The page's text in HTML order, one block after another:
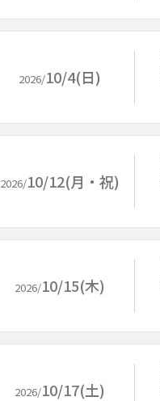
2026/10/4(日)
2026/10/12(月・祝)
2026/10/15(木)
2026/10/17(土)